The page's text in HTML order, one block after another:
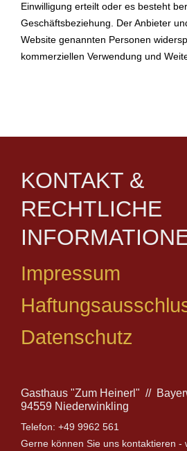
Einwilligung erteilt oder es besteht
Geschäftsbeziehung. Der Anbieter
Website genannten Personen
kommerziellen Verwendung und
KONTAKT &
RECHTLICHE
Impressum
Datenschutz
Gasthaus "Zum Heinerl" //
94559 Niederwinkling
Telefon: +49 9962 561
Gerne können Sie uns kontaktieren -